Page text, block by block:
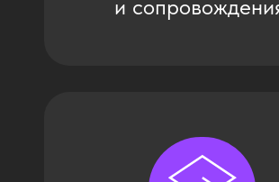
по всему пути проекта.